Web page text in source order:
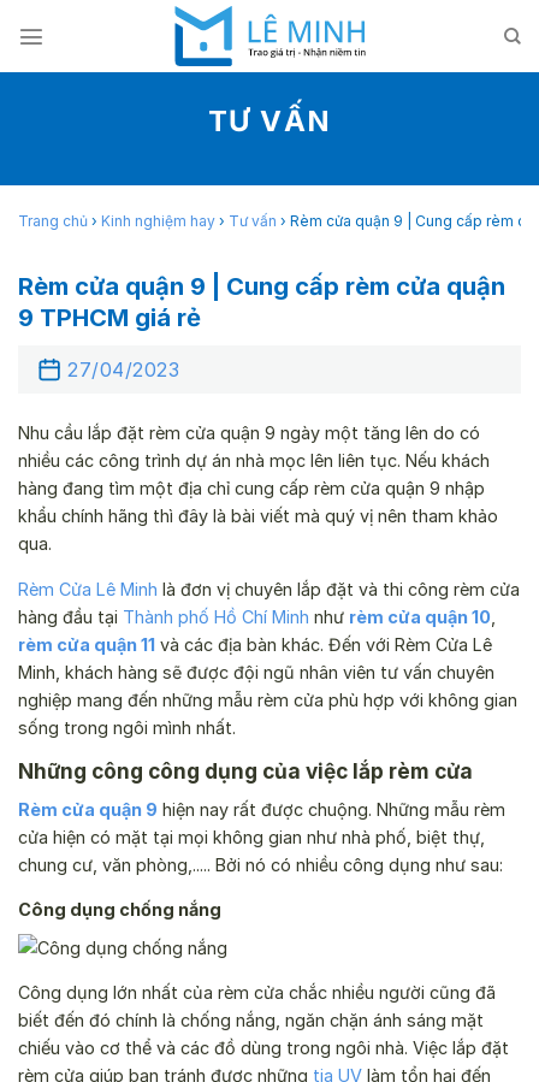
content
TƯ VẤN
Trang chủ › Kinh nghiệm hay › Tư vấn › Rèm cửa quận 9 | Cung cấp rèm
Rèm cửa quận 9 | Cung cấp rèm cửa quận
9 TPHCM giá rẻ
27/04/2023
Nhu cầu lắp đặt rèm cửa quận 9 ngày một tăng lên do có
nhiều các công trình dự án nhà mọc lên liên tục. Nếu khách
hàng đang tìm một địa chỉ cung cấp rèm cửa quận 9 nhập
khẩu chính hãng thì đây là bài viết mà quý vị nên tham khảo
qua.
Rèm Cửa Lê Minh là đơn vị chuyên lắp đặt và thi công rèm cửa
hàng đầu tại Thành phố Hồ Chí Minh như rèm cửa quận 10
rèm cửa quận 11 và các địa bàn khác. Đến với Rèm Cửa Lê
Minh, khách hàng sẽ được đội ngũ nhân viên tư vấn chuyên
nghiệp mang đến những mẫu rèm cửa phù hợp với không gian
sống trong ngôi mình nhất.
Những công công dụng của việc lắp rèm cửa
Rèm cửa quận 9 hiện nay rất được chuộng. Những mẫu rèm
cửa hiện có mặt tại mọi không gian như nhà phố, biệt thự,
chung cư, văn phòng,..... Bởi nó có nhiều công dụng như sau:
Công dụng chống nắng
Công dụng lớn nhất của rèm cửa chắc nhiều người cũng đã
biết đến đó chính là chống nắng, ngăn chặn ánh sáng mặt
chiếu vào cơ thể và các đồ dùng trong ngôi nhà. Việc lắp đặt
rèm cửa giúp bạn tránh được những tia UV làm tổn hại đến